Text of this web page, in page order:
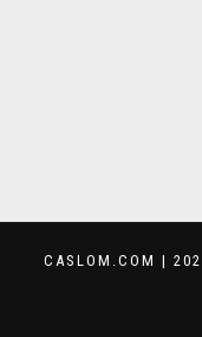
CASLOM.COM |